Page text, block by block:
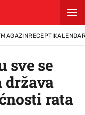
MAGAZINRECEPTI
sve se
država
rata